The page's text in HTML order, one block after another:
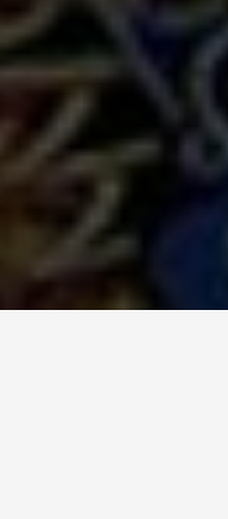
Piyungan, Kab. Bantul,